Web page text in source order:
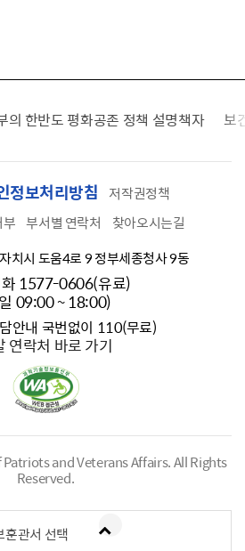
의 한반도 평화공존 정책 설명책자 보
정보처리방침
저작권정책
부서별 연락처
찾아오시는길
치시 도움4로 9 정부세종청사 9동
1577-0606(유료)
09:00 ~ 18:00)
안내 국번없이 110(무료)
연락처 바로 가기
and Veterans Affairs.All Rights
Reserved.
훈관서 선택